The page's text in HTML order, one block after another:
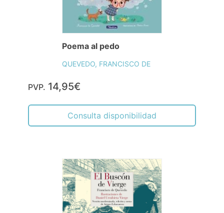
Poema al pedo
QUEVEDO, FRANCISCO DE
PVP. 14,95€
Consulta disponibilidad